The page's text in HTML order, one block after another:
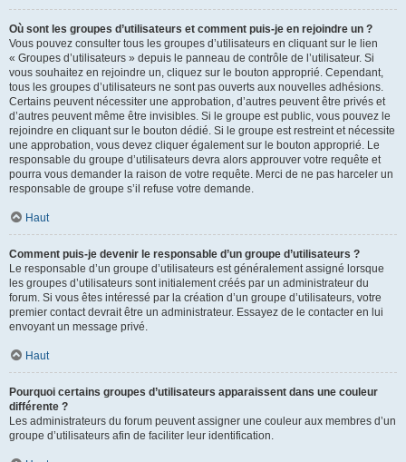
Où sont les groupes d’utilisateurs et comment puis-je en rejoindre un ?
Vous pouvez consulter tous les groupes d’utilisateurs en cliquant sur le lien
« Groupes d’utilisateurs » depuis le panneau de contrôle de l’utilisateur. Si
vous souhaitez en rejoindre un, cliquez sur le bouton approprié. Cependant,
tous les groupes d’utilisateurs ne sont pas ouverts aux nouvelles adhésions.
Certains peuvent nécessiter une approbation, d’autres peuvent être privés et
d’autres peuvent même être invisibles. Si le groupe est public, vous pouvez le
rejoindre en cliquant sur le bouton dédié. Si le groupe est restreint et nécessite
une approbation, vous devez cliquer également sur le bouton approprié. Le
responsable du groupe d’utilisateurs devra alors approuver votre requête et
pourra vous demander la raison de votre requête. Merci de ne pas harceler un
responsable de groupe s’il refuse votre demande.
Haut
Comment puis-je devenir le responsable d’un groupe d’utilisateurs ?
Le responsable d’un groupe d’utilisateurs est généralement assigné lorsque
les groupes d’utilisateurs sont initialement créés par un administrateur du
forum. Si vous êtes intéressé par la création d’un groupe d’utilisateurs, votre
premier contact devrait être un administrateur. Essayez de le contacter en lui
envoyant un message privé.
Haut
Pourquoi certains groupes d’utilisateurs apparaissent dans une couleur
différente ?
Les administrateurs du forum peuvent assigner une couleur aux membres d’un
groupe d’utilisateurs afin de faciliter leur identification.